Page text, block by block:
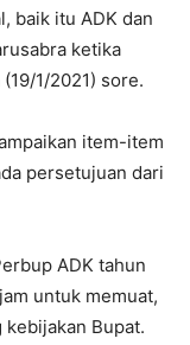
baik itu ADK dan
ketika
1/2021) sore.
item-item
persetujuan dari
ADK tahun
untuk memuat,
Bupat.